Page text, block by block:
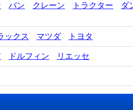
バン クレーン トラクター ダ
ックス マツダ トヨタ
ドルフィン リエッセ